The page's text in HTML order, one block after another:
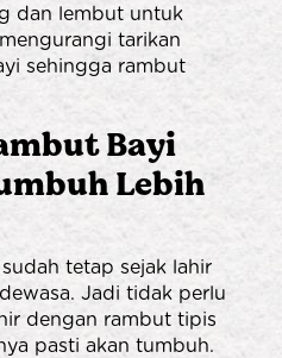
dan lembut untuk
tarikan
sehingga rambut
Bayi
Lebih
tetap sejak lahir
Jadi tidak perlu
dengan rambut tipis
pasti akan tumbuh.